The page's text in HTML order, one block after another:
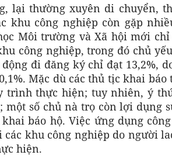
lại thường xuyên di chuyển,
công nghiệp còn gặp
Môi trường và Xã hội mới chỉ
công nghiệp, trong đó chủ
đi đăng ký chỉ đạt 13,2%,
Mặc dù các thủ tịc khai báo
trình thực hiện; tuy nhiên, ý
một số chủ nà trọ còn lợi dụng
báo hộ. Việc ứng dụng
khu công nghiệp do người
hiện.